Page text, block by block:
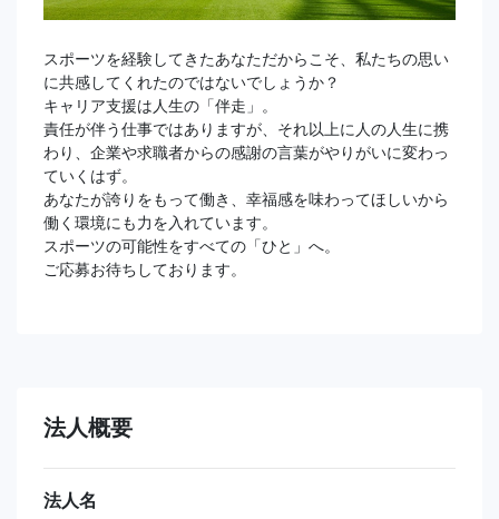
スポーツを経験してきたあなただからこそ、私たちの思い
に共感してくれたのではないでしょうか？
キャリア支援は人生の「伴走」。
責任が伴う仕事ではありますが、それ以上に人の人生に携
わり、企業や求職者からの感謝の言葉がやりがいに変わっ
ていくはず。
あなたが誇りをもって働き、幸福感を味わってほしいから
働く環境にも力を入れています。
スポーツの可能性をすべての「ひと」へ。
ご応募お待ちしております。
法人概要
法人名